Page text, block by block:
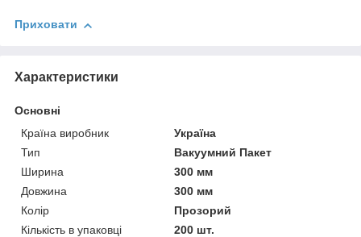
Приховати
Характеристики
Основні
Країна виробник
Україна
Тип
Вакуумний Пакет
Ширина
300 мм
Довжина
300 мм
Колір
Прозорий
Кількість в упаковці
200 шт.